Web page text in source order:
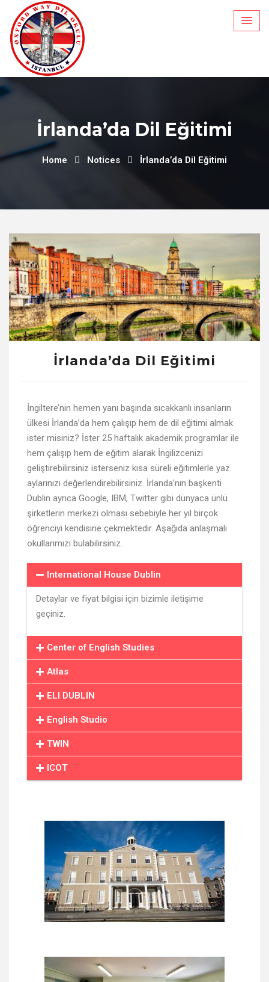
İrlanda’da Dil Eğitimi
Home Notices İrlanda’da Dil Eğitimi
İrlanda’da Dil Eğitimi
İngiltere’nin hemen yanı başında sıcakkanlı insanların
ülkesi İrlanda’da hem çalışıp hem de dil eğitimi almak
ister misiniz? İster 25 haftalık akademik programlar ile
hem çalışıp hem de eğitim alarak İngilizcenizi
geliştirebilirsiniz isterseniz kısa süreli eğitimlerle yaz
aylarınızı değerlendirebilirsiniz. İrlanda’nın başkenti
Dublin ayrıca Google, IBM, Twitter gibi dünyaca ünlü
şirketlerin merkezi olması sebebiyle her yıl birçok
öğrenciyi kendisine çekmektedir. Aşağıda anlaşmalı
okullarımızı bulabilirsiniz.
International House Dublin
Detaylar ve fiyat bilgisi için bizimle iletişime
geçiniz.
Center of English Studies
Atlas
ELI DUBLIN
English Studio
TWIN
ICOT